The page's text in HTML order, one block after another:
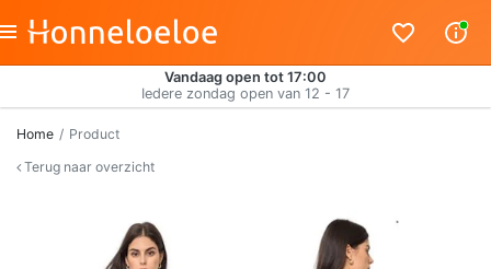
Vandaag open tot 17:00
Iedere zondag open van 12 - 17
Home
Product
Terug naar overzicht